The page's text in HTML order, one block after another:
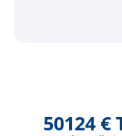
50124 €